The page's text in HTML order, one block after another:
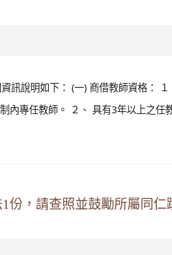
訊說明如下： (一) 商借教師資格： １
內專任教師。 ２、 具有3年以上之任
份，請查照並鼓勵所屬同仁